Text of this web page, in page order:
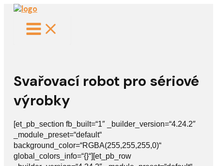
Přeskočit
obsah
Menu
Svařovací robot pro sériové
výrobky
[et_pb_section fb_built=“1″ _builder_version=“4.24.2″
_module_preset=“default“
background_color=“RGBA(255,255,255,0)“
global_colors_info=“{}“][et_pb_row